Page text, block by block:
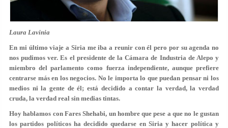
Laura Lavinia
En mi último viaje a Siria me iba a reunir con él pero por su agenda no
nos pudimos ver. Es el presidente de la Cámara de Industria de Alepo y
miembro del parlamento como fuerza independiente, aunque prefiere
centrarse más en los negocios. No le importa lo que puedan pensar ni los
medios ni la gente de él; está decidido a contar la verdad, la verdad
cruda, la verdad real sin medias tintas.
Hoy hablamos con Fares Shehabi, un hombre que pese a que no le gustan
los partidos políticos ha decidido quedarse en Siria y hacer política y